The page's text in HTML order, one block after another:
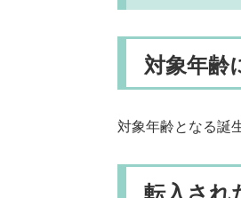
対象年齢
対象年齢となる誕
転入され